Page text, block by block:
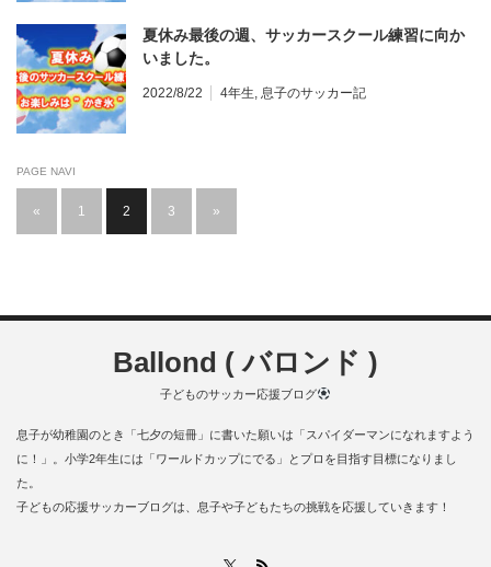
夏休み最後の週、サッカースクール練習に向か
いました。
2022/8/22 4年生, 息子のサッカー記
PAGE NAVI
« 1 2 3 »
Ballond ( バロンド )
子どものサッカー応援ブログ
息子が幼稚園のとき「七夕の短冊」に書いた願いは「スパイダーマンになれますよう
に！」。小学2年生には「ワールドカップにでる」とプロを目指す目標になりまし
た。
子どもの応援サッカーブログは、息子や子どもたちの挑戦を応援していきます！